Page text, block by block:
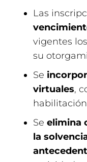
Las
vigentes
su
Se
virtuales,
Se elimina
la